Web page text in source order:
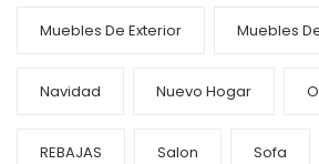
Muebles De Exterior Muebles
Navidad Nuevo Hogar
REBAJAS Salon Sofa